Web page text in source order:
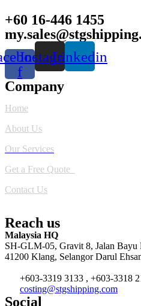
+60 16-446 1455
f
InstagramLinkedin
Company
Home
About Us
Our Services
Get a Free Quote
Contact Us
Reach us
Malaysia HQ
SH-GLM-05, Gravit 8, Jalan Bayu
41200 Klang, Selangor Darul
+603-3319 3133 , +603-3318
costing@stgshipping.com
Social